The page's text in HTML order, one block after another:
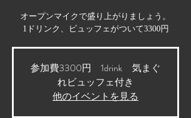
オープンマイクで盛り上がりましょう。
1ドリンク、ビュッフェがついて3300円
参加費3300円 1drink 気まぐ
れビュッフェ付き
他のイベントを見る